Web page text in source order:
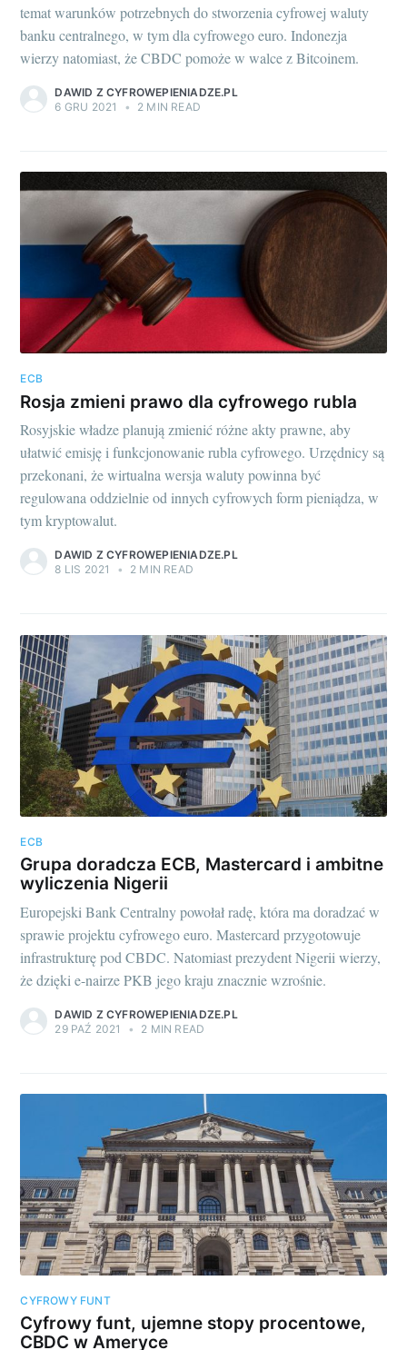
temat warunków potrzebnych do stworzenia cyfrowej waluty
banku centralnego, w tym dla cyfrowego euro. Indonezja
wierzy natomiast, że CBDC pomoże w walce z Bitcoinem.
DAWID Z CYFROWEPIENIADZE.PL
6 GRU 2021
• 2 MIN READ
ECB
Rosja zmieni prawo dla cyfrowego rubla
Rosyjskie władze planują zmienić różne akty prawne, aby
ułatwić emisję i funkcjonowanie rubla cyfrowego. Urzędnicy są
przekonani, że wirtualna wersja waluty powinna być
regulowana oddzielnie od innych cyfrowych form pieniądza, w
tym kryptowalut.
DAWID Z CYFROWEPIENIADZE.PL
8 LIS 2021
• 2 MIN READ
ECB
Grupa doradcza ECB, Mastercard i ambitne
wyliczenia Nigerii
Europejski Bank Centralny powołał radę, która ma doradzać w
sprawie projektu cyfrowego euro. Mastercard przygotowuje
infrastrukturę pod CBDC. Natomiast prezydent Nigerii wierzy,
że dzięki e-nairze PKB jego kraju znacznie wzrośnie.
DAWID Z CYFROWEPIENIADZE.PL
29 PAŹ 2021
• 2 MIN READ
CYFROWY FUNT
Cyfrowy funt, ujemne stopy procentowe,
CBDC w Ameryce